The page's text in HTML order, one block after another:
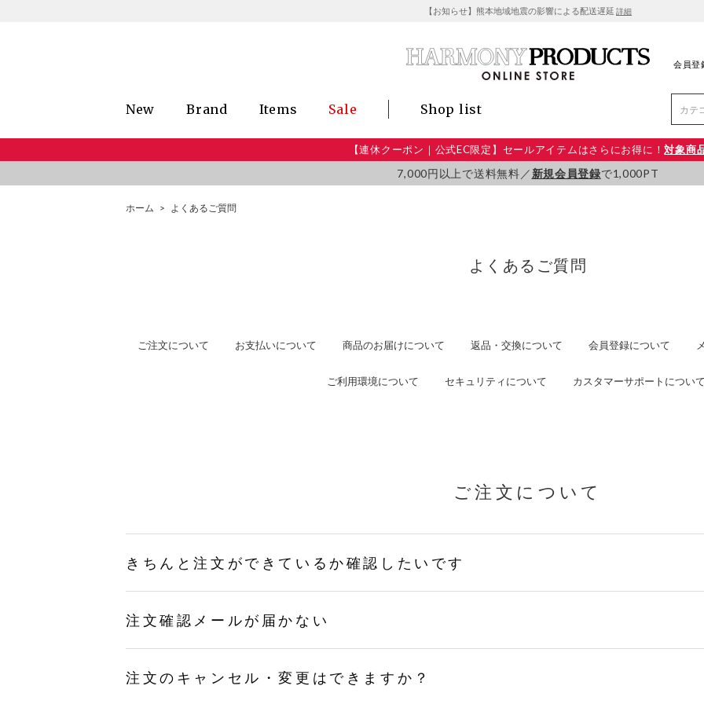
【お知らせ】熊本地域地震の影響による配送遅延 詳細
会員登
New Brand Items Sale Shop list
【連休クーポン｜公式EC限定】セールアイテムはさらにお得に！対象商
7,000円以上で送料無料／ 新規会員登録で1,000PT
ホーム > よくあるご質問
よくあるご質問
ご注文について お支払いについて 商品のお届けについて 返品・交換について 会員登録について
ご利用環境について セキュリティについて カスタマーサポートについ
ご注文について
きちんと注文ができているか確認したいです
注文確認メールが届かない
注文のキャンセル・変更はできますか？